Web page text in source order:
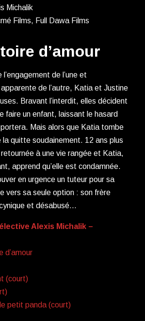
Michalik
Films, Full Dawa Films
d’amour
l’engagement de l’une et
apparente de l’autre, Katia et Justine
Bravant l’interdit, elles décident
faire un enfant, laissant le hasard
Mais alors que Katia tombe
quitte soudainement. 12 ans plus
à une vie rangée et Katia,
apprend qu’elle est condamnée.
en urgence un tuteur pour sa
vers sa seule option : son frère
et désabusé…
Alexis Michalik –
d’amour
(court)
petit panda (court)